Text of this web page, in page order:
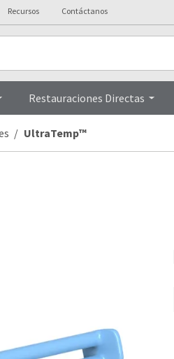
Recursos Contáctanos
Restauraciones Directas
UltraTemp™